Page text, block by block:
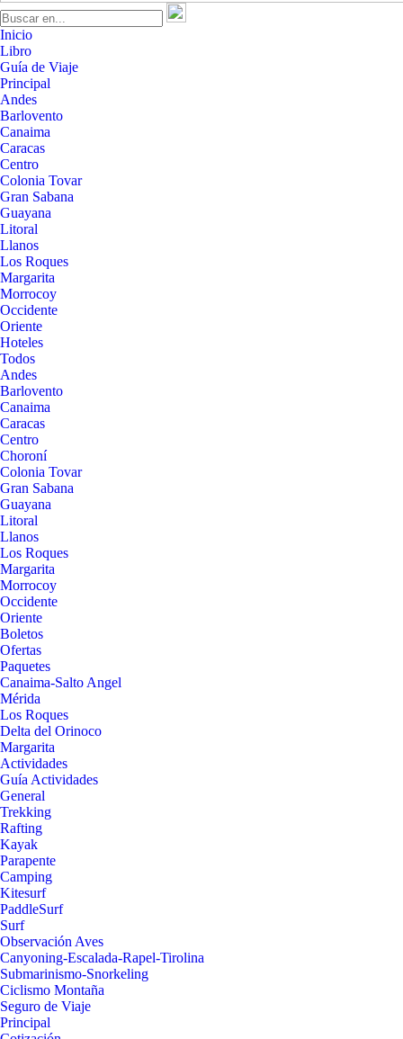
Inicio
Libro
Guía de Viaje
Principal
Andes
Barlovento
Canaima
Caracas
Centro
Colonia Tovar
Gran Sabana
Guayana
Litoral
Llanos
Los Roques
Margarita
Morrocoy
Occidente
Oriente
Hoteles
Todos
Andes
Barlovento
Canaima
Caracas
Centro
Choroní
Colonia Tovar
Gran Sabana
Guayana
Litoral
Llanos
Los Roques
Margarita
Morrocoy
Occidente
Oriente
Boletos
Ofertas
Paquetes
Canaima-Salto Angel
Mérida
Los Roques
Delta del Orinoco
Margarita
Actividades
Guía Actividades
General
Trekking
Rafting
Kayak
Parapente
Camping
Kitesurf
PaddleSurf
Surf
Observación Aves
Canyoning-Escalada-Rapel-Tirolina
Submarinismo-Snorkeling
Ciclismo Montaña
Seguro de Viaje
Principal